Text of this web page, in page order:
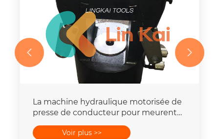
La machine hydraulique motorisée de
presse de conducteur pour meurent
400mm2 de 25T-300T
Voir plus >>
 